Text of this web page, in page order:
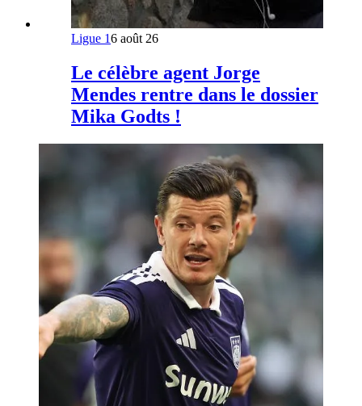
Ligue 16 août 26
Le célèbre agent Jorge
Mendes rentre dans le dossier
Mika Godts !